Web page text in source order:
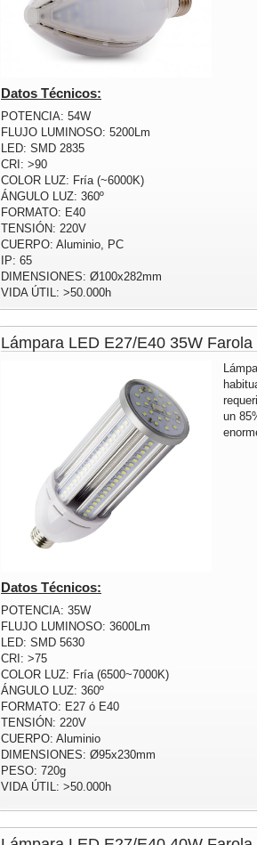
Datos Técnicos:
POTENCIA: 54W
FLUJO LUMINOSO: 5200Lm
LED: SMD 2835
CRI: >90
COLOR LUZ: Fría (~6000K)
ÁNGULO LUZ: 360º
FORMATO: E40
TENSIÓN: 220V
CUERPO: Aluminio, PC
IP: 65
DIMENSIONES: Ø100x282mm
VIDA ÚTIL: >50.000h
Lámpara LED E27/E40 35W
un
Datos Técnicos:
POTENCIA: 35W
FLUJO LUMINOSO: 3600Lm
LED: SMD 5630
CRI: >75
COLOR LUZ: Fría (6500~7000K)
ÁNGULO LUZ: 360º
FORMATO: E27 ó E40
TENSIÓN: 220V
CUERPO: Aluminio
DIMENSIONES: Ø95x230mm
PESO: 720g
VIDA ÚTIL: >50.000h